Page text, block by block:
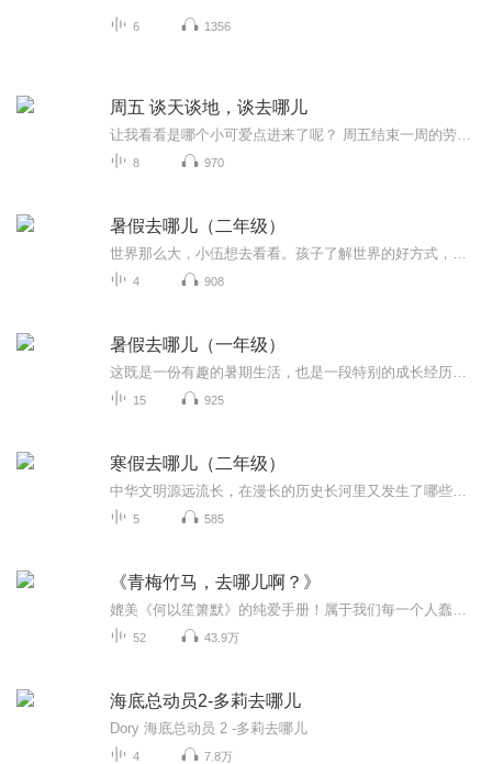
6 1356
周五 谈天谈地，谈去哪儿
8 970
暑假去哪儿（二年级）
4 908
暑假去哪儿（一年级）
15 925
寒假去哪儿（二年级）
5 585
《青梅竹马，去哪儿啊？》
52 43.9万
海底总动员2-多莉去哪儿
Dory 海底总动员 2 -多莉去哪儿
4 7.8万